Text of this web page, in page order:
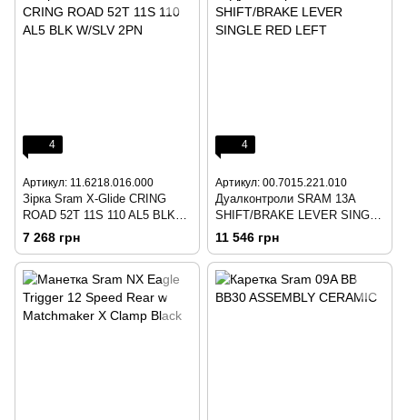
4
Артикул: 11.6218.016.000
Зірка Sram X-Glide CRING
ROAD 52T 11S 110 AL5 BLK
W/SLV 2PN
7 268 грн
4
Артикул: 00.7015.221.010
Дуалконтроли SRAM 13A
SHIFT/BRAKE LEVER SINGLE
RED LEFT
11 546 грн